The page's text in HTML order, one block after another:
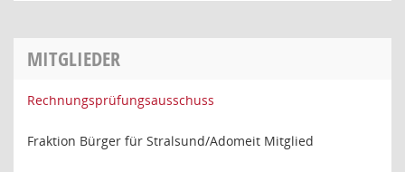
MITGLIEDER
Rechnungsprüfungsausschuss
Fraktion Bürger für Stralsund/Adomeit Mitglied